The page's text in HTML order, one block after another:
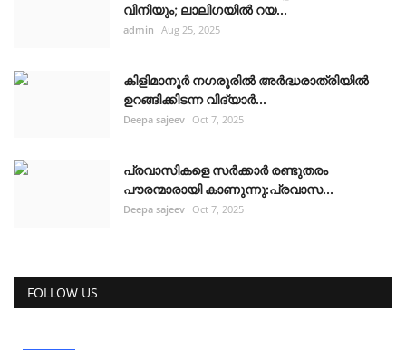
വിനിയും; ലാലിഗയില്‍ റയ...
admin Aug 25, 2025
കിളിമാനൂർ നഗരൂരിൽ അർദ്ധരാത്രിയിൽ
ഉറങ്ങിക്കിടന്ന വിദ്യാർ...
Deepa sajeev Oct 7, 2025
പ്രവാസികളെ സർക്കാർ രണ്ടുതരം
പൗരന്മാരായി കാണുന്നു:പ്രവാസ...
Deepa sajeev Oct 7, 2025
FOLLOW US